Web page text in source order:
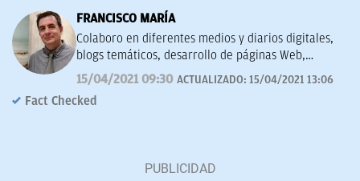
FRANCISCO MARÍA
Colaboro en diferentes medios y diarios digitales,
blogs temáticos, desarrollo de páginas Web,
redacción de guías y manuales didácticos, textos
promocionales, campañas publicitarias y de
marketing, artículos de opinión, relatos y guiones,
curación y depuración de textos. Estoy en
15/04/2021 09:30 ACTUALIZADO: 15/04/2021 13:06
Fact Checked